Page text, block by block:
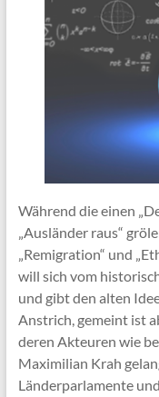
Während die einen
„Ausländer raus“
„Remigration“ und
will sich vom
und gibt den alten
Anstrich, gemeint ist
deren Akteuren wie
Maximilian Krah
Länderparlamente